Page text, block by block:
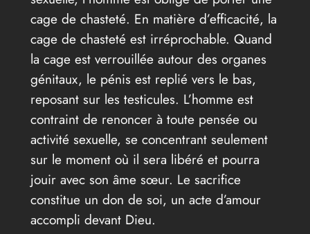
cage de chasteté. En matière d’efficacité, la
cage de chasteté est irréprochable. Quand
la cage est verrouillée autour des organes
génitaux, le pénis est replié vers le bas,
reposant sur les testicules. L’homme est
contraint de renoncer à toute pensée ou
activité sexuelle, se concentrant seulement
sur le moment où il sera libéré et pourra
jouir avec son âme sœur. Le sacrifice
constitue un don de soi, un acte d’amour
accompli devant Dieu.